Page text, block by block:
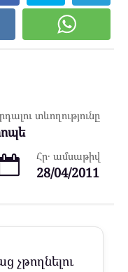
տևողությունը
Հր․ ամսաթիվ
28/04/2011
չթողնելու